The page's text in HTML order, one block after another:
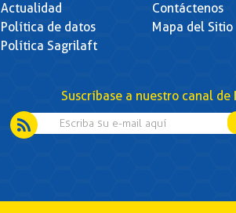
Actualidad
Política de datos
Política Sagrilaft
Contáctenos
Mapa del Sitio
Suscríbase a nuestro canal de